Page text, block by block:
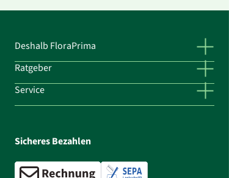
Deshalb FloraPrima
Ratgeber
Service
Sicheres Bezahlen